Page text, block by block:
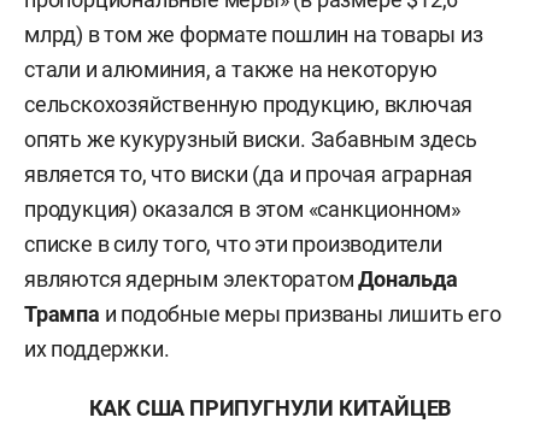
млрд) в том же формате пошлин на товары из
стали и алюминия, а также на некоторую
сельскохозяйственную продукцию, включая
опять же кукурузный виски. Забавным здесь
является то, что виски (да и прочая аграрная
продукция) оказался в этом «санкционном»
списке в силу того, что эти производители
являются ядерным электоратомДональда
Трампа и подобные меры призваны лишить его
их поддержки.
КАК США ПРИПУГНУЛИ КИТАЙЦЕВ